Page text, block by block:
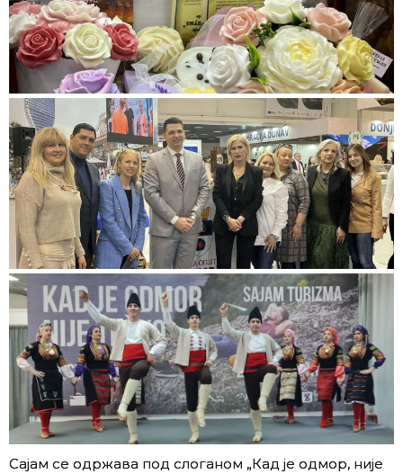
Сајам се одржава под слоганом „Кад је одмор, није